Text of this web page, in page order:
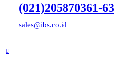
(021)205870361-63
sales@ibs.co.id